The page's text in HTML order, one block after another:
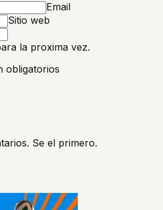
Email
Sitio web
la proxima vez.
obligatorios
Se el primero.